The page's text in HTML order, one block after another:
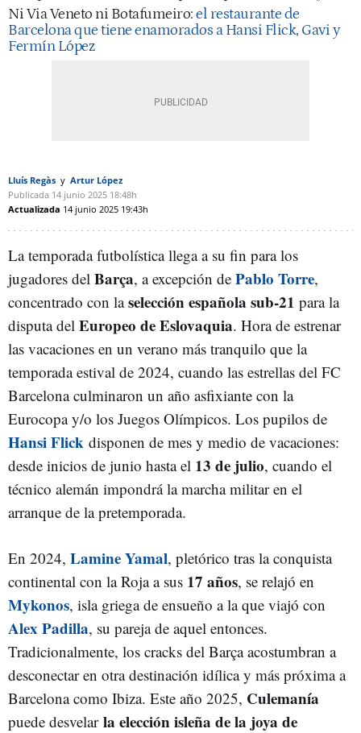
Ni Via Veneto ni Botafumeiro:el restaurante de
Barcelona que tiene enamorados a Hansi Flick, Gavi y
Fermín López
Lluís Regàs
Artur López
Publicada 14 junio 2025 18:48h
Actualizada 14 junio 2025 19:43h
La temporada futbolística llega a su fin para los
jugadores del Barça, a excepción de Pablo Torre,
concentrado con laselección española sub-21 para la
disputa del Europeo de Eslovaquia. Hora de estrenar
las vacaciones en un verano más tranquilo que la
temporada estival de 2024, cuando las estrellas del FC
Barcelona culminaron un año asfixiante con la
Eurocopa y/o los Juegos Olímpicos. Los pupilos de
Hansi Flick disponen de mes y medio de vacaciones:
desde inicios de junio hasta el 13 de julio, cuando el
técnico alemán impondrá la marcha militar en el
arranque de la pretemporada.
En 2024, Lamine Yamal, pletórico tras la conquista
continental con la Roja a sus 17 años, se relajó en
Mykonos, isla griega de ensueño a la que viajó con
Alex Padilla, su pareja de aquel entonces.
Tradicionalmente, los cracks del Barça acostumbran a
desconectar en otra destinación idílica y más próxima a
Barcelona como Ibiza. Este año 2025, Culemanía
puede desvelarla elección isleña de la joya de